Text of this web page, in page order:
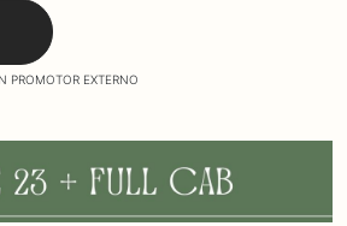
PROMOTOR EXTERNO